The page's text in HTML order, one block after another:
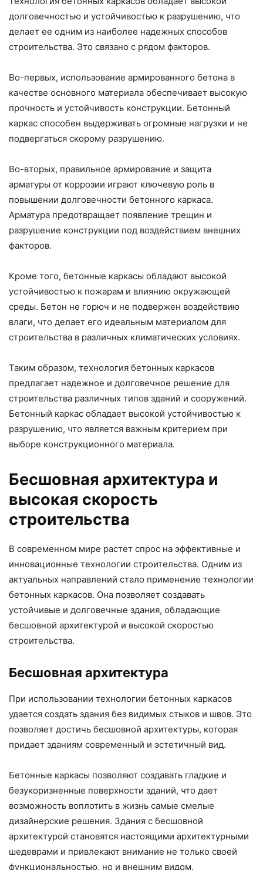
долговечностью и устойчивостью к разрушению, что
делает ее одним из наиболее надежных способов
строительства. Это связано с рядом факторов.
Во-первых, использование армированного бетона в
качестве основного материала обеспечивает высокую
прочность и устойчивость конструкции. Бетонный
каркас способен выдерживать огромные нагрузки и не
подвергаться скорому разрушению.
Во-вторых, правильное армирование и защита
арматуры от коррозии играют ключевую роль в
повышении долговечности бетонного каркаса.
Арматура предотвращает появление трещин и
разрушение конструкции под воздействием внешних
факторов.
Кроме того, бетонные каркасы обладают высокой
устойчивостью к пожарам и влиянию окружающей
среды. Бетон не горюч и не подвержен воздействию
влаги, что делает его идеальным материалом для
строительства в различных климатических условиях.
Таким образом, технология бетонных каркасов
предлагает надежное и долговечное решение для
строительства различных типов зданий и сооружений.
Бетонный каркас обладает высокой устойчивостью к
разрушению, что является важным критерием при
выборе конструкционного материала.
Бесшовная архитектура и
высокая скорость
строительства
В современном мире растет спрос на эффективные и
инновационные технологии строительства. Одним из
актуальных направлений стало применение технологии
бетонных каркасов. Она позволяет создавать
устойчивые и долговечные здания, обладающие
бесшовной архитектурой и высокой скоростью
строительства.
Бесшовная архитектура
При использовании технологии бетонных каркасов
удается создать здания без видимых стыков и швов. Это
позволяет достичь бесшовной архитектуры, которая
придает зданиям современный и эстетичный вид.
Бетонные каркасы позволяют создавать гладкие и
безукоризненные поверхности зданий, что дает
возможность воплотить в жизнь самые смелые
дизайнерские решения. Здания с бесшовной
архитектурой становятся настоящими архитектурными
шедеврами и привлекают внимание не только своей
функциональностью, но и внешним видом.